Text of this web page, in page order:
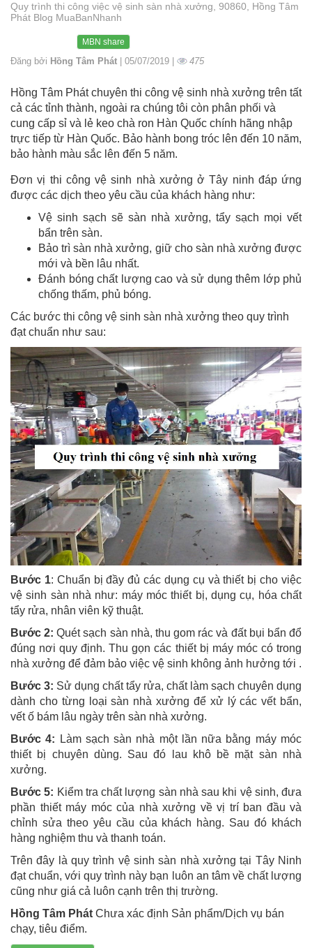
Quy trình thi công việc vệ sinh sàn nhà xưởng, 90860, Hồng Tâm
Phát Blog MuaBanNhanh
MBN share
Đăng bởi Hồng Tâm Phát | 05/07/2019 | 475
Hồng Tâm Phát chuyên thi công vệ sinh nhà xưởng trên tất
cả các tỉnh thành, ngoài ra chúng tôi còn phân phối và
cung cấp sỉ và lẻ keo chà ron Hàn Quốc chính hãng nhập
trực tiếp từ Hàn Quốc. Bảo hành bong tróc lên đến 10 năm,
bảo hành màu sắc lên đến 5 năm.
Đơn vị thi công vệ sinh nhà xưởng ở Tây ninh đáp ứng
được các dịch theo yêu cầu của khách hàng như:
Vệ sinh sạch sẽ sàn nhà xưởng, tẩy sạch mọi vết
bẩn trên sàn.
Bảo trì sàn nhà xưởng, giữ cho sàn nhà xưởng được
mới và bền lâu nhất.
Đánh bóng chất lượng cao và sử dụng thêm lớp phủ
chống thấm, phủ bóng.
Các bước thi công vệ sinh sàn nhà xưởng theo quy trình
đạt chuẩn như sau:
Bước 1: Chuẩn bị đầy đủ các dụng cụ và thiết bị cho việc
vệ sinh sàn nhà như: máy móc thiết bị, dụng cụ, hóa chất
tẩy rửa, nhân viên kỹ thuật.
Bước 2: Quét sạch sàn nhà, thu gom rác và đất bụi bẩn đổ
đúng nơi quy định. Thu gọn các thiết bị máy móc có trong
nhà xưởng để đảm bảo việc vệ sinh không ảnh hưởng tới .
Bước 3: Sử dụng chất tẩy rửa, chất làm sạch chuyên dụng
dành cho từng loại sàn nhà xưởng để xử lý các vết bẩn,
vết ố bám lâu ngày trên sàn nhà xưởng.
Bước 4: Làm sạch sàn nhà một lần nữa bằng máy móc
thiết bị chuyên dùng. Sau đó lau khô bề mặt sàn nhà
xưởng.
Bước 5: Kiểm tra chất lượng sàn nhà sau khi vệ sinh, đưa
phần thiết máy móc của nhà xưởng về vị trí ban đầu và
chỉnh sửa theo yêu cầu của khách hàng. Sau đó khách
hàng nghiệm thu và thanh toán.
Trên đây là quy trình vệ sinh sàn nhà xưởng tại Tây Ninh
đạt chuẩn, với quy trình này bạn luôn an tâm về chất lượng
cũng như giá cả luôn cạnh trên thị trường.
Hồng Tâm Phát Chưa xác định Sản phẩm/Dịch vụ bán
chạy, tiêu điểm.